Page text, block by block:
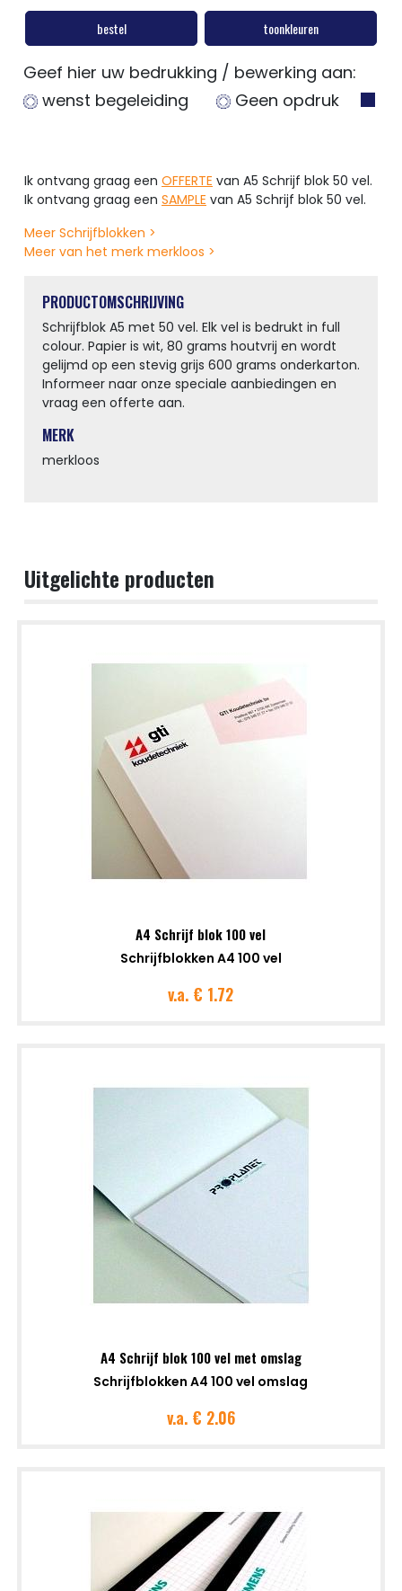
bestel toonkleuren
Geef hier uw bedrukking / bewerking aan:
wenst begeleiding
Geen opdruk
Ik ontvang graag een OFFERTE van A5 Schrijf blok 50 vel.
Ik ontvang graag een SAMPLE van A5 Schrijf blok 50 vel.
Meer Schrijfblokken >
Meer van het merk merkloos >
PRODUCTOMSCHRIJVING
Schrijfblok A5 met 50 vel. Elk vel is bedrukt in full
colour. Papier is wit, 80 grams houtvrij en wordt
gelijmd op een stevig grijs 600 grams onderkarton.
Informeer naar onze speciale aanbiedingen en
vraag een offerte aan.
MERK
merkloos
Uitgelichte producten
A4 Schrijf blok 100 vel
Schrijfblokken A4 100 vel
v.a. € 1.72
A4 Schrijf blok 100 vel met omslag
Schrijfblokken A4 100 vel omslag
v.a.€ 2.06